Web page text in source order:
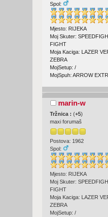
Spol:
Mjesto: RIJEKA
Moj Skuter:
FIGHT
Moja Kaciga: LAZER
ZEBRA
MojSetup: /
MojSpuh: ARROW
marin-w
Tržnica :(+5)
maxi forumaš
Postova: 1962
Spol:
Mjesto: RIJEKA
Moj Skuter:
FIGHT
Moja Kaciga: LAZER
ZEBRA
MojSetup: /